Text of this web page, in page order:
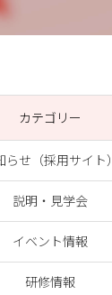
カテゴリー
らせ（採用サイト）
説明・見学会
イベント情報
研修情報